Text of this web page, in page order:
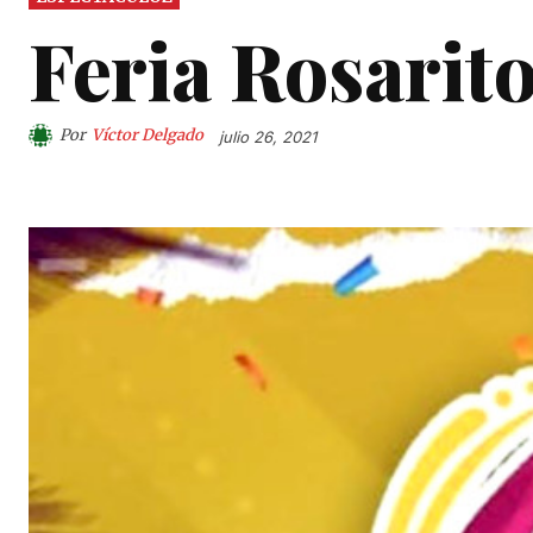
Feria
Por Víctor Delgado julio 26, 2021